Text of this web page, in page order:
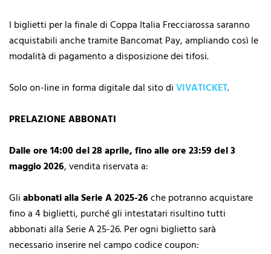
I biglietti per la finale di Coppa Italia Frecciarossa saranno
acquistabili anche tramite Bancomat Pay, ampliando così le
modalità di pagamento a disposizione dei tifosi.
Solo on-line in forma digitale dal sito diVIVATICKET.
PRELAZIONE ABBONATI
Dalle ore 14:00 del 28 aprile, fino alle ore 23:59 del 3
maggio 2026, vendita riservata a:
Gliabbonati alla Serie A 2025-26che potranno acquistare
fino a 4 biglietti, purché gli intestatari risultino tutti
abbonati alla Serie A 25-26. Per ogni biglietto sarà
necessario inserire nel campo codice coupon: